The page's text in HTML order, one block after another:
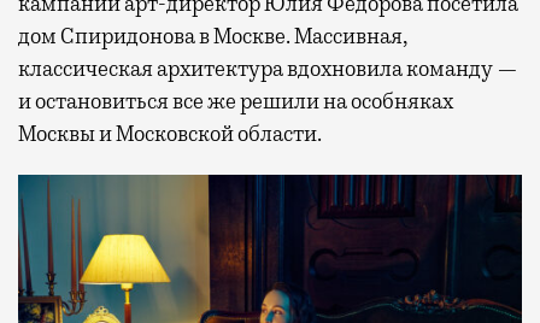
дом Спиридонова в Москве. Массивная,
классическая архитектура вдохновила команду —
и остановиться все же решили на особняках
Москвы и Московской области.